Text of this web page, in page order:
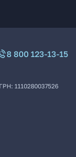
8 800 123-13-15
1110280037526